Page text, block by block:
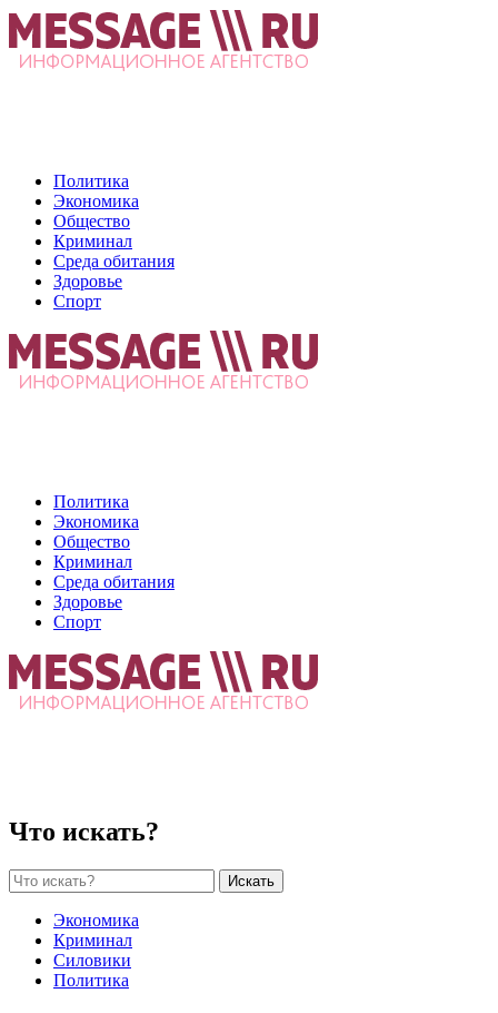
Политика
Экономика
Общество
Криминал
Среда обитания
Здоровье
Спорт
Политика
Экономика
Общество
Криминал
Среда обитания
Здоровье
Спорт
Что искать?
Искать
Экономика
Криминал
Силовики
Политика